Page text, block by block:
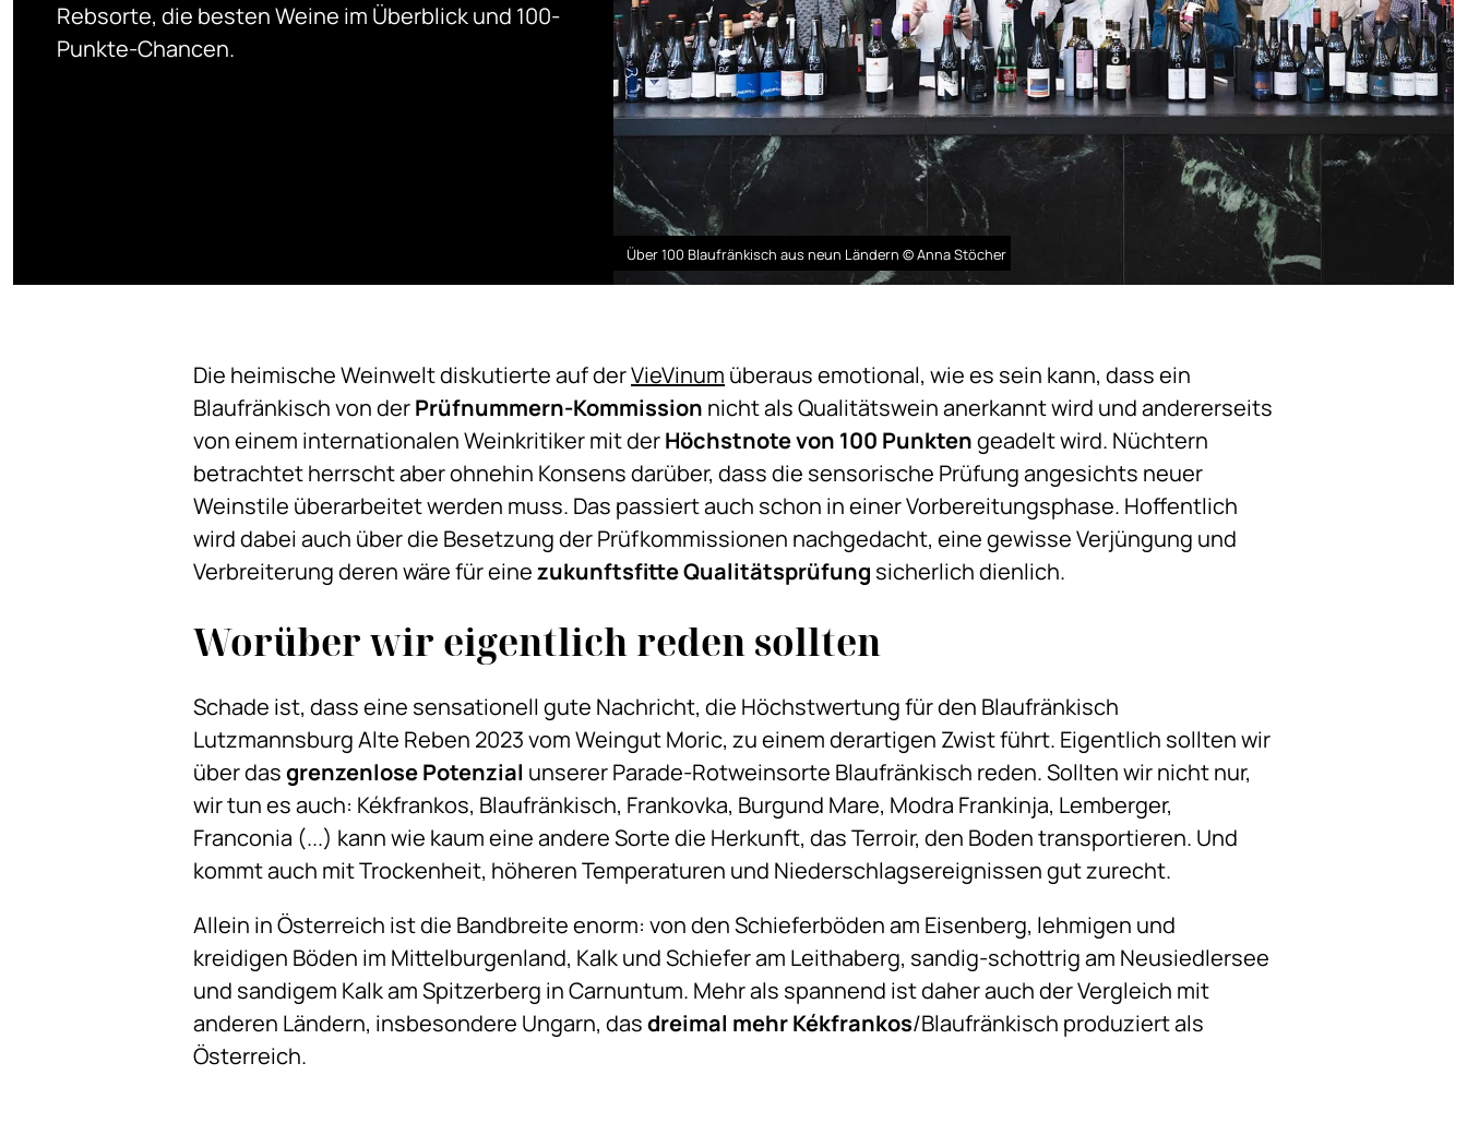
Rebsorte, die besten Weine im Überblick und 100-
Punkte-Chancen.
Über 100 Blaufränkisch aus neun Ländern © Anna Stöcher
Die heimische Weinwelt diskutierte auf derVieVinum überaus emotional, wie es sein kann, dass ein
Blaufränkisch von derPrüfnummern-Kommission nicht als Qualitätswein anerkannt wird und andererseits
von einem internationalen Weinkritiker mit derHöchstnote von 100 Punktengeadelt wird. Nüchtern
betrachtet herrscht aber ohnehin Konsens darüber, dass die sensorische Prüfung angesichts neuer
Weinstile überarbeitet werden muss. Das passiert auch schon in einer Vorbereitungsphase. Hoffentlich
wird dabei auch über die Besetzung der Prüfkommissionen nachgedacht, eine gewisse Verjüngung und
Verbreiterung deren wäre für einezukunftsfitte Qualitätsprüfung sicherlich dienlich.
Worüber wir eigentlich reden sollten
Schade ist, dass eine sensationell gute Nachricht, die Höchstwertung für den Blaufränkisch
Lutzmannsburg Alte Reben 2023 vom Weingut Moric, zu einem derartigen Zwist führt. Eigentlich sollten wir
über dasgrenzenlose Potenzial unserer Parade-Rotweinsorte Blaufränkisch reden. Sollten wir nicht nur,
wir tun es auch: Kékfrankos, Blaufränkisch, Frankovka, Burgund Mare, Modra Frankinja, Lemberger,
Franconia (...) kann wie kaum eine andere Sorte die Herkunft, das Terroir, den Boden transportieren. Und
kommt auch mit Trockenheit, höheren Temperaturen und Niederschlagsereignissen gut zurecht.
Allein in Österreich ist die Bandbreite enorm: von den Schieferböden am Eisenberg, lehmigen und
kreidigen Böden im Mittelburgenland, Kalk und Schiefer am Leithaberg, sandig-schottrig am Neusiedlersee
und sandigem Kalk am Spitzerberg in Carnuntum. Mehr als spannend ist daher auch der Vergleich mit
anderen Ländern, insbesondere Ungarn, dasdreimal mehr Kékfrankos/Blaufränkisch produziert als
Österreich.